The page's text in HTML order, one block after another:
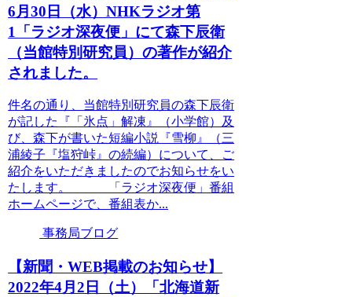
6月30日（水）NHKラジオ第
1「ラジオ深夜便」にて森下辰衛
（当館特別研究員）の著作が紹介
されました。
件名の通り、当館特別研究員の森下辰衛
が記した『「氷点」解凍』（小学館）及
び、森下が書いた短編小説『雪柳』（三
浦綾子『塩狩峠』の続編）について、ご
紹介をいただきましたのでお知らせをい
たします。 「ラジオ深夜便」番組
ホームページで、番組表か...
事務局ブログ
【新聞・WEB掲載のお知らせ】
2022年4月2日（土）「北海道新